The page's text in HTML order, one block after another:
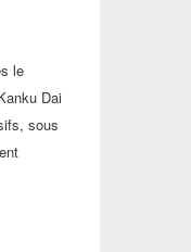
le
Dai
sous